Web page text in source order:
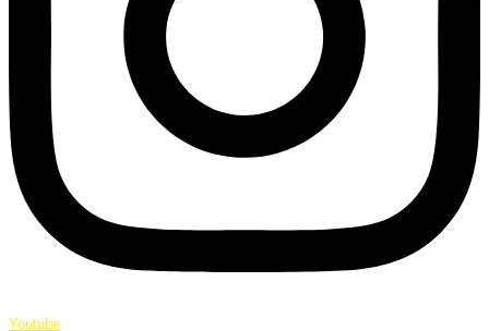
Youtube